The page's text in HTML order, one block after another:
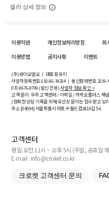
셀러 상세 정보
이용약관 개인정보처리방침 회
이용방법
공지사항 이벤트
(주)와이오엘오 ㅣ 대표 황유미
사업자등록번호610-86-34204ㅣ 통신판매번호
070-8676-8799 (발신 전용)사업자 정보 확인 >
고객 문의: 우측 고객센터 / 이메일 / 카카오플러스 채
(정확한 상담 기록을 위해 유선상 문의는 접수받고 있
주소 [04004] 서울특별시 마포구 월드컵로10길5-6
고객센터
평일 오전 11시 ~ 오후 5시 (주말, 공휴일
E-mail : info@croket.co.kr
크로켓 고객센터 문의